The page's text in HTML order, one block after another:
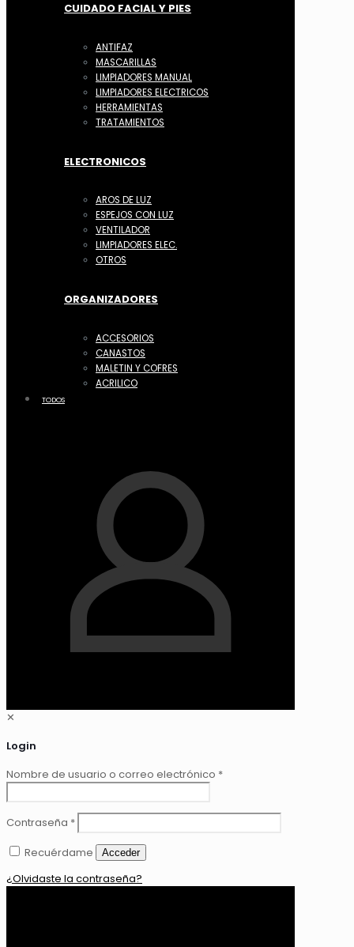
CUIDADO FACIAL Y PIES
ANTIFAZ
MASCARILLAS
LIMPIADORES MANUAL
LIMPIADORES ELECTRICOS
HERRAMIENTAS
TRATAMIENTOS
ELECTRONICOS
AROS DE LUZ
ESPEJOS CON LUZ
VENTILADOR
LIMPIADORES ELEC.
OTROS
ORGANIZADORES
ACCESORIOS
CANASTOS
MALETIN Y COFRES
ACRILICO
TODOS
✕
Login
Nombre de usuario o correo electrónico *
Contraseña *
Recuérdame
Acceder
¿Olvidaste la contraseña?